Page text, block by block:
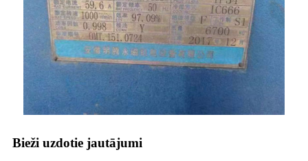
Bieži uzdotie jautājumi